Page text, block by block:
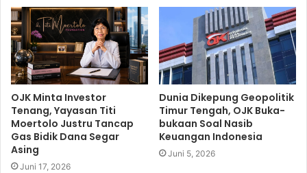
OJK Minta Investor
Tenang, Yayasan Titi
Moertolo Justru Tancap
Gas Bidik Dana Segar
Asing
Juni 17, 2026
Dunia Dikepung Geopolitik
Timur Tengah, OJK Buka-
bukaan Soal Nasib
Keuangan Indonesia
Juni 5, 2026